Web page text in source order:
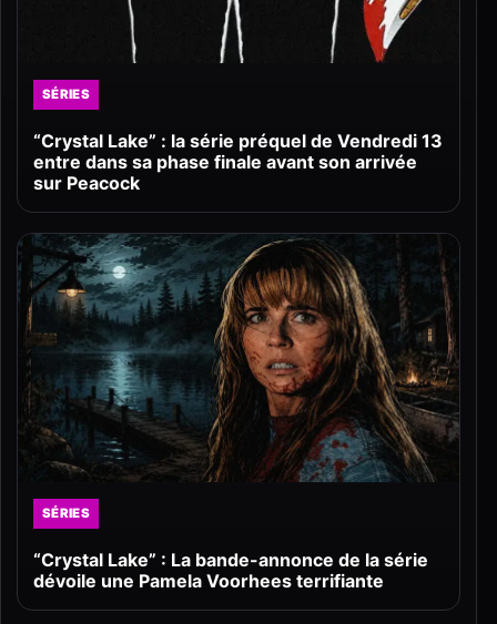
SÉRIES
“Crystal Lake” : la série préquel de Vendredi 13
entre dans sa phase finale avant son arrivée
sur Peacock
SÉRIES
“Crystal Lake” : La bande-annonce de la série
dévoile une Pamela Voorhees terrifiante